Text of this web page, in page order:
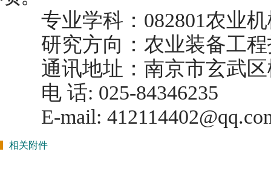
专业学科：082801农业
研究方向：农业装备工
通讯地址：南京市玄武区
电 话: 025-84346235
E-mail:
相关附件